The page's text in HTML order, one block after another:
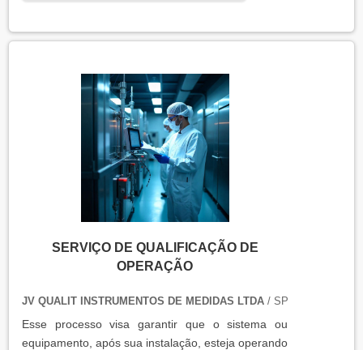
produtos, como autoclaves, estufas, câmaras frias,
qualificação térmica é apresentado em um relatório
técnico que contém informações como gráficos,
certificados de calibração e a conclusão das
condições funcionais.
SERVIÇO DE QUALIFICAÇÃO DE
OPERAÇÃO
JV QUALIT INSTRUMENTOS DE MEDIDAS LTDA/ SP
Esse processo visa garantir que o sistema ou
equipamento, após sua instalação, esteja operando